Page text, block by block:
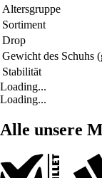
Altersgruppe
Sortiment
Drop
Gewicht des Schuhs
Stabilität
Loading...
Loading...
Alle unsere